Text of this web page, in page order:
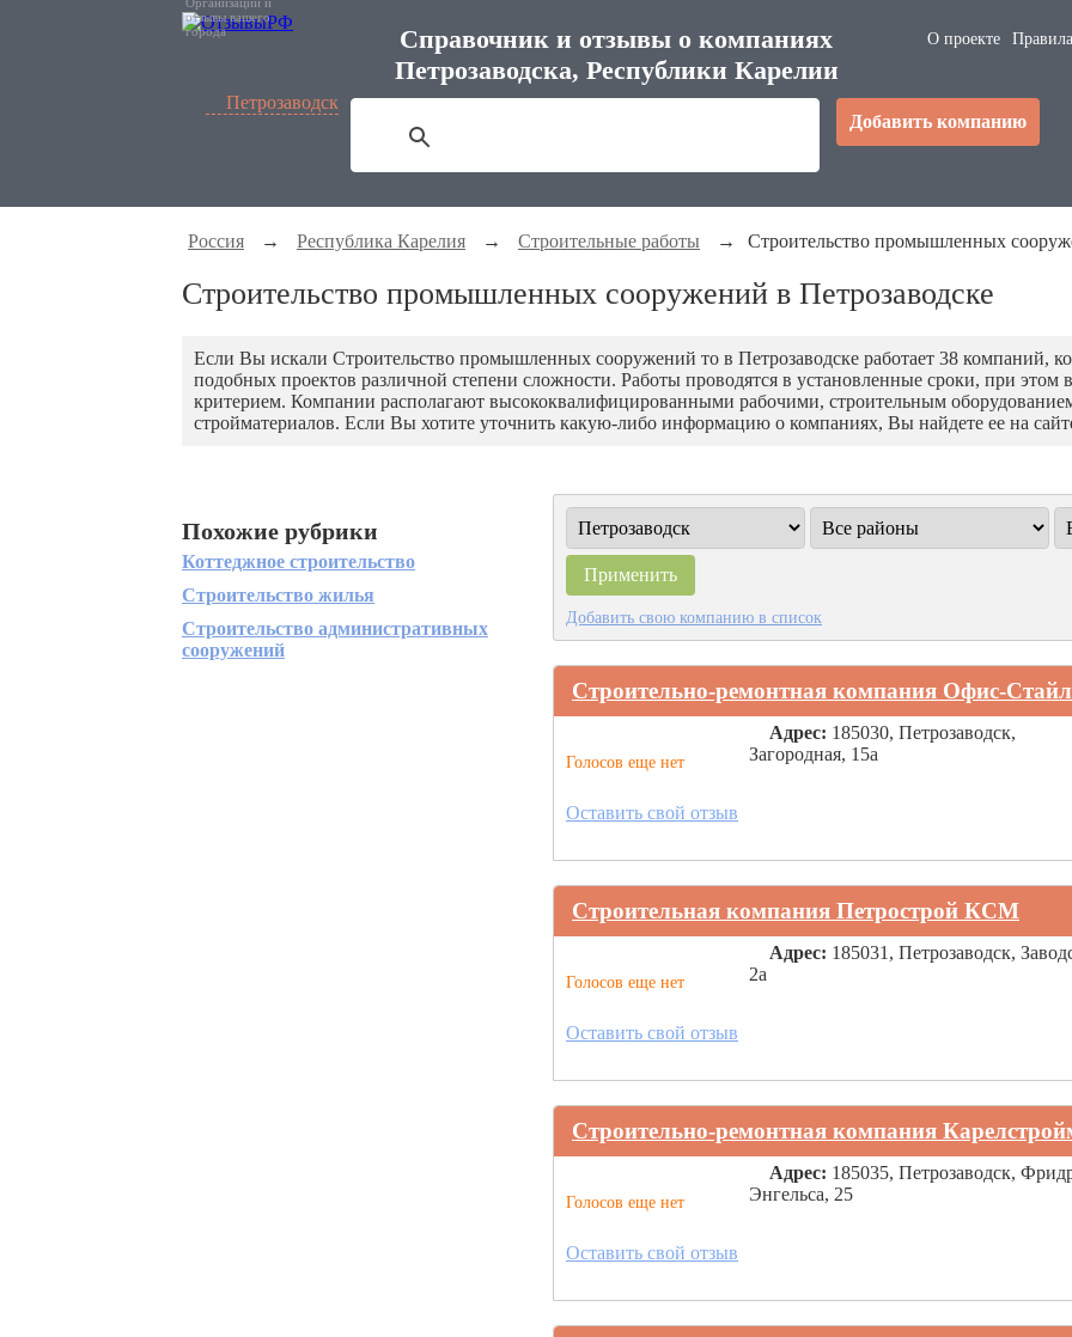
отзывы вашего
города
Справочник и отзывы о компаниях
Петрозаводска, Республики Карелии
О проекте
Петрозаводск
Добавить компанию
Россия → Республика Карелия → Строительные работы → Строительство промышленных
Строительство промышленных сооружений в Петрозаводске
Если Вы искали Строительство промышленных сооружений то в Петрозаводске работает 38 компаний,
подобных проектов различной степени сложности. Работы проводятся в установленные сроки, при этом
критерием. Компании располагают высококвалифицированными рабочими, строительным
стройматериалов. Если Вы хотите уточнить какую-либо информацию о компаниях, Вы найдете ее на
Добавить свою компанию в список
Строительно-ремонтная компания Офис-Стайл
Голосов еще нет
Адрес: 185030, Петрозаводск,
Загородная, 15а
Оставить свой отзыв
Строительная компания Петрострой КСМ
Голосов еще нет
Адрес: 185031, Петрозаводск,
2а
Оставить свой отзыв
Строительно-ремонтная компания
Голосов еще нет
Адрес: 185035, Петрозаводск,
Энгельса, 25
Оставить свой отзыв
Похожие рубрики
Коттеджное строительство
Строительство жилья
Строительство административных
сооружений